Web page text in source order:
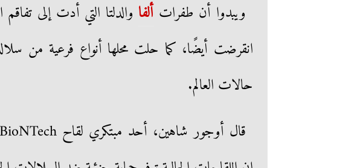
ويبدوا أن طفراتألفا
انقرضت أيضًا، كما حلت محلها أنواع فرعية من
حالات العالم.